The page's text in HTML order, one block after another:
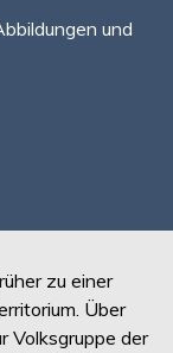
und
zu einer
Über
Volksgruppe der